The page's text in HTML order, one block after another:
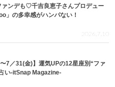
ァンデも♡千吉良恵子さんプロデュー
」の多幸感がハンパない！
2026.7.10
7／31(金)】運気UPの12星座別“ファ
い-itSnap Magazine-